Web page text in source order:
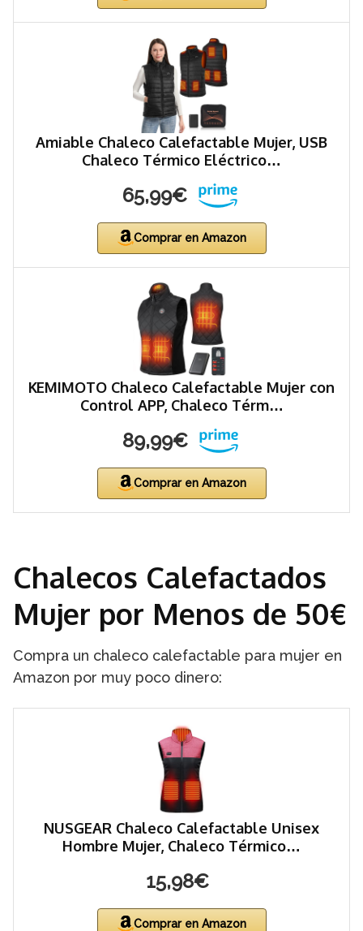
Amiable Chaleco Calefactable Mujer, USB
Chaleco Térmico Eléctrico…
65,99€
Comprar en Amazon
KEMIMOTO Chaleco Calefactable Mujer con
Control APP, Chaleco Térm…
89,99€
Comprar en Amazon
Chalecos Calefactados
Mujer por Menos de 50€
Compra un chaleco calefactable para mujer en
Amazon por muy poco dinero:
NUSGEAR Chaleco Calefactable Unisex
Hombre Mujer, Chaleco Térmico…
15,98€
Comprar en Amazon